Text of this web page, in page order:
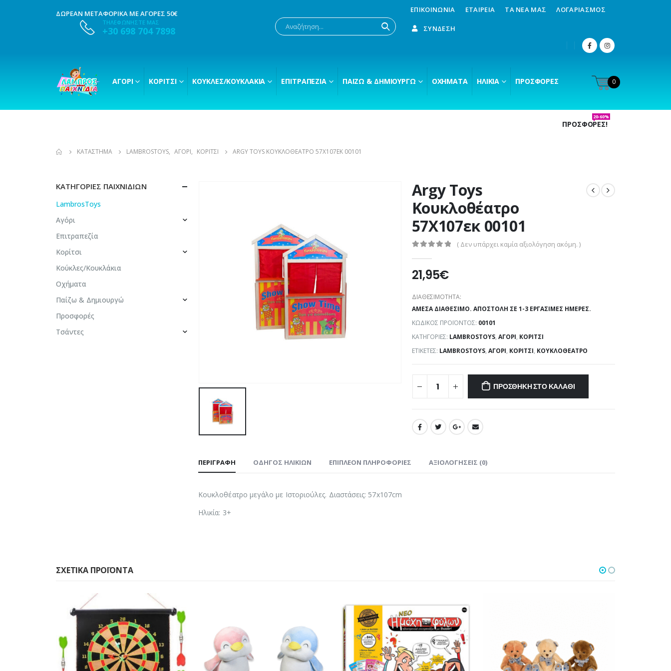
ΔΩΡΕΑΝ ΜΕΤΑΦΟΡΙΚΑ ΜΕ ΑΓΟΡΕΣ 50€
ΤΗΛΕΦΩΝΗΣΤΕ ΜΑΣ
+30 698 704 7898
ΕΠΙΚΟΙΝΩΝΊΑ ΕΤΑΙΡΕΊΑ ΤΑ ΝΈΑ ΜΑΣ ΛΟΓΑΡΙΑΣΜΌΣ
ΣΎΝΔΕΣΗ
ΑΓΌΡΙ ΚΟΡΊΤΣΙ ΚΟΎΚΛΕΣ/ΚΟΥΚΛΆΚΙΑ ΕΠΙΤΡΑΠΈΖΙΑ ΠΑΊΖΩ & ΔΗΜΙΟΥΡΓΏ ΟΧΉΜΑΤΑ ΗΛΙΚΊΑ ΠΡΟΣΦΟΡΈΣ 0
ΠΡΟΣΦΟΡΕΣ!
20-60%
ΚΑΤΆΣΤΗΜΑ LAMBROSTOYS, ΑΓΌΡΙ, ΚΟΡΊΤΣΙ ARGY TOYS ΚΟΥΚΛΟΘΈΑΤΡΟ 57X107ΕΚ 00101
Argy Toys
Κουκλοθέατρο
57X107εκ 00101
( Δεν υπάρχει καμία αξιολόγηση ακόμη. )
21,95€
ΔΙΑΘΕΣΙΜΌΤΗΤΑ:
ΆΜΕΣΑ ΔΙΑΘΈΣΙΜΟ. ΑΠΟΣΤΟΛΉ ΣΕ 1-3 ΕΡΓΆΣΙΜΕΣ ΗΜΈΡΕΣ.
ΚΩΔΙΚΌΣ ΠΡΟΪΌΝΤΟΣ: 00101
ΚΑΤΗΓΟΡΊΕΣ: LAMBROSTOYS, ΑΓΌΡΙ, ΚΟΡΊΤΣΙ
ΕΤΙΚΈΤΕΣ: LAMBROSTOYS, ΑΓΌΡΙ, ΚΟΡΊΤΣΙ, ΚΟΥΚΛΟΘΈΑΤΡΟ
ΠΡΟΣΘΉΚΗ ΣΤΟ ΚΑΛΆΘΙ
ΠΕΡΙΓΡΑΦΉ ΟΔΗΓΌΣ ΗΛΙΚΙΏΝ ΕΠΙΠΛΈΟΝ ΠΛΗΡΟΦΟΡΊΕΣ ΑΞΙΟΛΟΓΉΣΕΙΣ (0)
Κουκλοθέατρο μεγάλο με Ιστοριούλες. Διαστάσεις: 57x107cm
Ηλικία: 3+
ΚΑΤΗΓΟΡΊΕΣ ΠΑΙΧΝΙΔΙΏΝ
LambrosToys
Αγόρι
Επιτραπεζία
Κορίτσι
Κούκλες/Κουκλάκια
Οχήματα
Παίζω & Δημιουργώ
Προσφορές
Τσάντες
ΣΧΕΤΙΚΆ ΠΡΟΪΌΝΤΑ